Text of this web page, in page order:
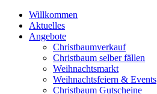
Willkommen
Aktuelles
Angebote
Christbaumverkauf
Christbaum selber fällen
Weihnachtsmarkt
Weihnachtsfeiern & Events
Christbaum Gutscheine